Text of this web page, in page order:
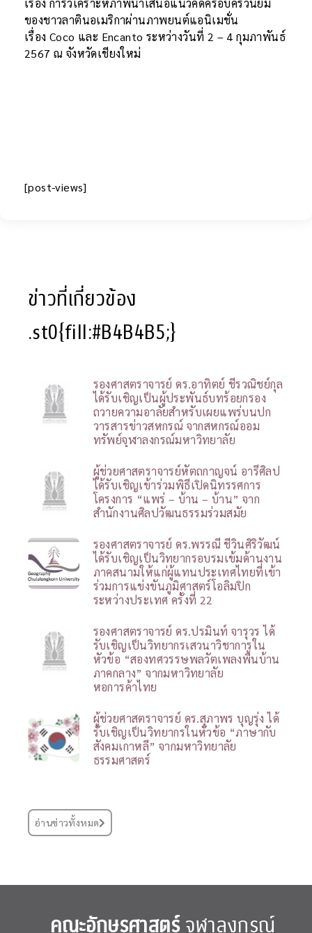
เรื่อง การวิเคราะห์ภาพนำเสนอแนวคิดครอบครัวนิยม
ของชาวลาตินอเมริกาผ่านภาพยนต์แอนิเมชั่น
เรื่อง Coco และ Encanto ระหว่างวันที่ 2 – 4 กุมภาพันธ์
2567 ณ จังหวัดเชียงใหม่
[post-views]
ข่าวที่เกี่ยวข้อง
.st0{fill:#B4B4B5;}
รองศาสตราจารย์ ดร.อาทิตย์ ชีรวณิชย์กุล
ได้รับเชิญเป็นผู้ประพันธ์บทร้อยกรอง
ถวายความอาลัยสำหรับเผยแพร่บนปก
วารสารข่าวสหกรณ์ จากสหกรณ์ออม
ทรัพย์จุฬาลงกรณ์มหาวิทยาลัย
ผู้ช่วยศาสตราจารย์หัตถกาญจน์ อารีศิลป
ได้รับเชิญเข้าร่วมพิธีเปิดนิทรรศการ
โครงการ “แพร่ – บ้าน – บ้าน” จาก
สำนักงานศิลปวัฒนธรรมร่วมสมัย
รองศาสตราจารย์ ดร.พรรณี ชีวินศิริวัฒน์
ได้รับเชิญเป็นวิทยากรอบรมเข้มด้านงาน
ภาคสนามให้แก่ผู้แทนประเทศไทยที่เข้า
ร่วมการแข่งขันภูมิศาสตร์โอลิมปิก
ระหว่างประเทศ ครั้งที่ 22
รองศาสตราจารย์ ดร.ปรมินท์ จารุวร ได้
รับเชิญเป็นวิทยากรเสวนาวิชาการใน
หัวข้อ “สองทศวรรษพลวัตเพลงพื้นบ้าน
ภาคกลาง” จากมหาวิทยาลัย
หอการค้าไทย
ผู้ช่วยศาสตราจารย์ ดร.สุภาพร บุญรุ่ง ได้
รับเชิญเป็นวิทยากรในหัวข้อ “ภาษากับ
สังคมเกาหลี” จากมหาวิทยาลัย
ธรรมศาสตร์
อ่านข่าวทั้งหมด
คณะอักษรศาสตร์จุฬาลงกรณ์